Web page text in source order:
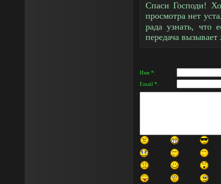
Спаси Господи!
просмотра нет
рада узнать, что
передача
Имя *:
Email *: